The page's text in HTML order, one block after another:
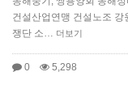
건설산업연맹 건설노조 강
쟁단 소… 더보기
0 5,298